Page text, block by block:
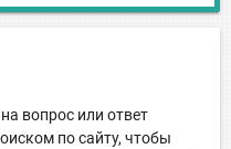
вопрос или ответ
по сайту, чтобы